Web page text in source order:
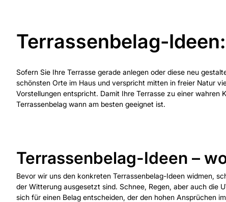
Terrassenbelag-
Sofern Sie Ihre Terrasse gerade anlegen oder diese neu
schönsten Orte im Haus und verspricht mitten in freier Natur
Vorstellungen entspricht. Damit Ihre Terrasse zu einer wahren
Terrassenbelag wann am besten geeignet ist.
Terrassenbelag-Ideen –
Bevor wir uns den konkreten Terrassenbelag-Ideen widmen,
der Witterung ausgesetzt sind. Schnee, Regen, aber auch die
sich für einen Belag entscheiden, der den hohen Ansprüchen